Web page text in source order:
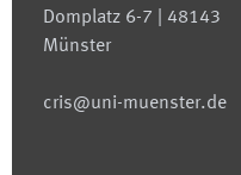
Domplatz 6-7 | 48143
Münster
cris@uni-muenster.de